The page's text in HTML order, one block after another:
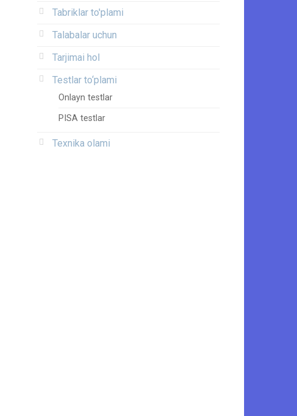
Tabriklar to'plami
Talabalar uchun
Tarjimai hol
Testlar to‘plami
Onlayn testlar
PISA testlar
Texnika olami